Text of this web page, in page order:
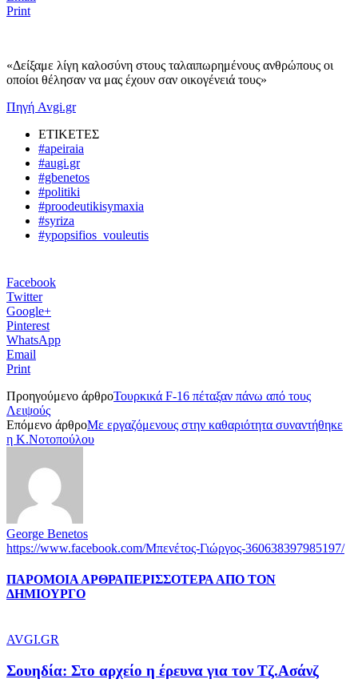
Print
«Δείξαμε λίγη καλοσύνη στους ταλαιπωρημένους ανθρώπους οι
οποίοι θέλησαν να μας έχουν σαν οικογένειά τους»
Πηγή Avgi.gr
ΕΤΙΚΕΤΕΣ
#apeiraia
#augi.gr
#gbenetos
#politiki
#proodeutikisymaxia
#syriza
#ypopsifios_vouleutis
Facebook
Twitter
Google+
Pinterest
WhatsApp
Email
Print
Προηγούμενο άρθροΤουρκικά F-16 πέταξαν πάνω από τους
Λειψούς
Επόμενο άρθροΜε εργαζόμενους στην καθαριότητα συναντήθηκε
η Κ.Νοτοπούλου
George Benetos
https://www.facebook.com/Μπενέτος-Γιώργος-360638397985197/
ΠΑΡΟΜΟΙΑ ΑΡΘΡΑΠΕΡΙΣΣΟΤΕΡΑ ΑΠΟ ΤΟΝ
ΔΗΜΙΟΥΡΓΟ
AVGI.GR
Σουηδία: Στο αρχείο η έρευνα για τον Τζ.Ασάνζ